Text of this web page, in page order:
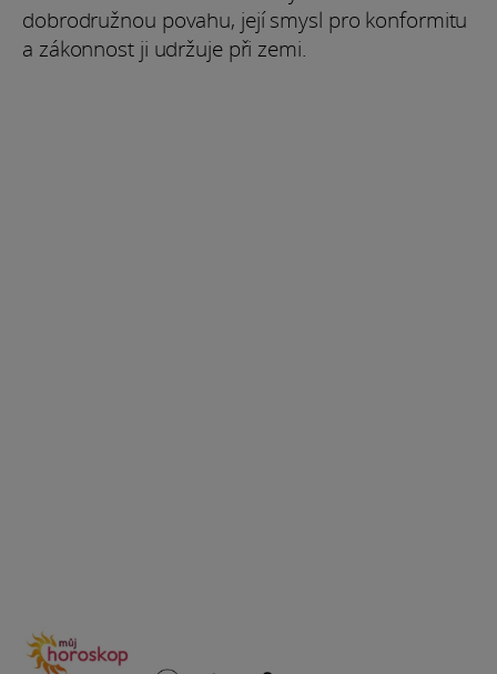
dobrodružnou povahu, její smysl pro konformitu
a zákonnost ji udržuje při zemi.